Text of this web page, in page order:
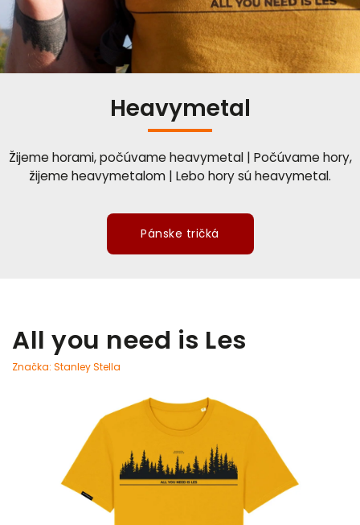
Heavymetal
Žijeme horami, počúvame heavymetal | Počúvame hory,
žijeme heavymetalom | Lebo hory sú heavymetal.
Pánske tričká
All you need is Les
Značka: Stanley Stella